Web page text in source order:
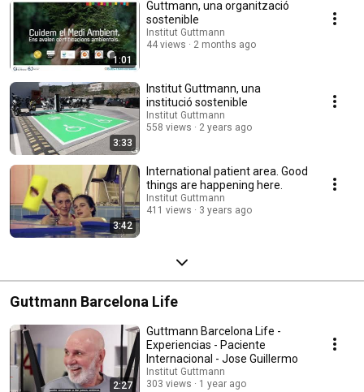
1:01
Guttmann, una organització
sostenible
Institut Guttmann
44 views
2 months ago
3:33
Institut Guttmann, una
institució sostenible
Institut Guttmann
558 views
2 years ago
3:42
International patient area. Good
things are happening here.
Institut Guttmann
411 views
3 years ago
Guttmann Barcelona Life
2:27
Guttmann Barcelona Life -
Experiencias - Paciente
Internacional - Jose Guillermo
Institut Guttmann
303 views
1 year ago